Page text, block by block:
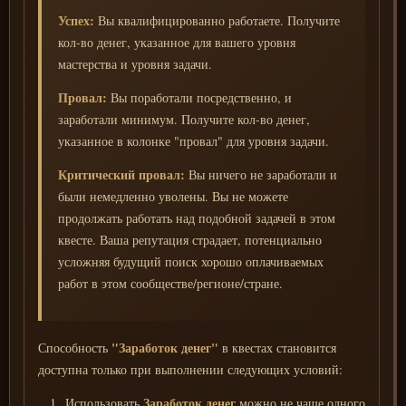
Успех: Вы квалифицированно работаете. Получите
кол-во денег, указанное для вашего уровня
мастерства и уровня задачи.
Провал: Вы поработали посредственно, и
заработали минимум. Получите кол-во денег,
указанное в колонке "провал" для уровня задачи.
Критический провал: Вы ничего не заработали и
были немедленно уволены. Вы не можете
продолжать работать над подобной задачей в этом
квесте. Ваша репутация страдает, потенциально
усложняя будущий поиск хорошо оплачиваемых
работ в этом сообществе/регионе/стране.
Способность "Заработок денег" в квестах становится
доступна только при выполнении следующих условий: